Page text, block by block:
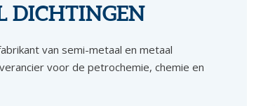
DICHTINGEN
van semi-metaal en metaal
voor de petrochemie, chemie en